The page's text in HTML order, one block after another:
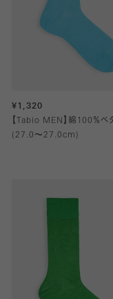
¥1,320
【Tabio MEN】綿100％ベ
(27.0〜27.0cm)